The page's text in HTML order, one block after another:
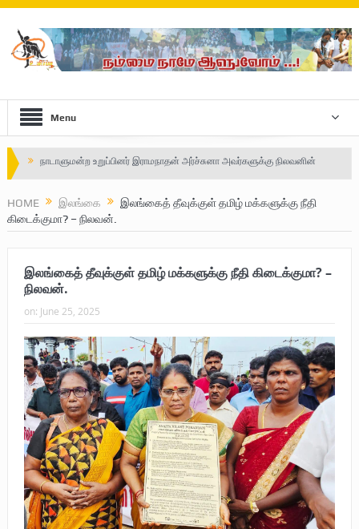
Menu
Safe Zone: Killing Fields – Nilavan
விடுதலைப் பெருமூச்சு : பிரிகேடியர் தீபன்
வரலாற்று ஆவணங்களின் வெளியீட்டு
முள்ளிவாய்க்கால்: செங்குருதி படிந்த வரலாற்றுச் சுவடு
முள்ளிவாய்க்கால்: துரோகத்தின் சாட்சியம்
புலிகளின் குரல் பொறுப்பாளர் திரு. தமிழன்பன் (ஜவான்) அவர்களின் புகழ்
வணக்க நிகழ்வும் ‘விடுதலைச் சிற்பி’ நூல் மற்றும் ‘ஜவான் – திடம் குன்றா
தீக்குரல்’ இசைப்பேழை வெளியீடும்.
உரிமைப் போராட்டம் _
நாடாளுமன்ற உறுப்பினர் இராமநாதன் அர்ச்சுனா அவர்களுக்கு நிலவனின்
HOME இலங்கை
இலங்கைத் தீவுக்குள் தமிழ் மக்களுக்கு நீதி
கிடைக்குமா? – நிலவன்.
இலங்கைத் தீவுக்குள் தமிழ் மக்களுக்கு நீதி கிடைக்குமா? –
நிலவன்.
on: June 25, 2025